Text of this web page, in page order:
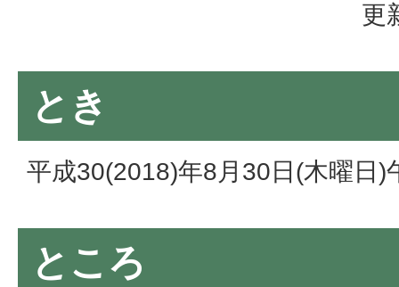
更
とき
平成30(2018)年8月30日(木曜日)
ところ